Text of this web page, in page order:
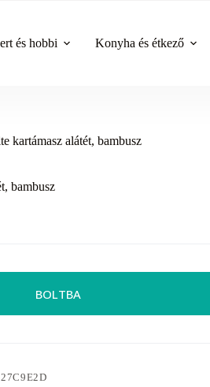
és hobbi Konyha és étkező
kartámasz alátét, bambusz
bambusz
BOLTBA